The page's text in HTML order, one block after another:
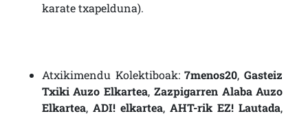
karate txapelduna).
Atxikimendu Kolektiboak:7menos20,Gasteiz
Txiki Auzo Elkartea, Zazpigarren Alaba Auzo
Elkartea, ADI! elkartea,AHT-rik EZ! Lautada,